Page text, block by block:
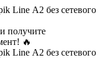
получите
🔥